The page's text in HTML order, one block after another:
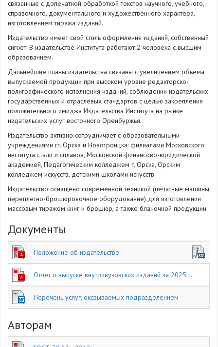
связанные с допечатной обработкой текстов научного, учебного,
справочного, документального и художественного характера,
изготовлением тиража изданий.
Издательство имеет свой стиль оформления изданий, собственный
сигнет. В издательстве Института работают 2 человека с высшим
образованием.
Дальнейшие планы издательства связаны с увеличением объема
выпускаемой продукции при высоком уровне редакторско-
полиграфического исполнения изданий, соблюдении издательских
государственных и отраслевых стандартов с целью закрепления
положительного имиджа Издательства Института на рынке
издательских услуг восточного Оренбуржья.
Издательство активно сотрудничает с образовательными
учреждениями гг. Орска и Новотроицка: филиалами Московского
института стали и сплавов, Московской финансово-юридической
академией, Педагогическим колледжем г. Орска, Орским
колледжем искусств, детскими школами искусств.
Издательство оснащено современной техникой (печатные машины,
переплетно-брошюровочное оборудование) для изготовления
массовым тиражом книг и брошюр, а также бланочной продукции.
Документы
Положение об издательстве
Отчет о выпуске внутривузовских изданий за 2025 г.
Перечень услуг, оказываемых подразделением
Авторам